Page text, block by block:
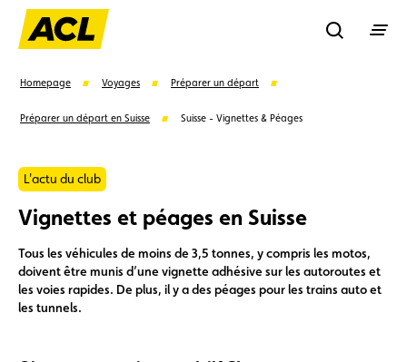
Rechercher
Suggestions
Carte membre Avantages Contrat de vente
Vignette Location
Homepage Voyages Préparer un départ
Préparer un départ en Suisse Suisse - Vignettes & Péages
L'actu du club
Vignettes et péages en Suisse
Tous les véhicules de moins de 3,5 tonnes, y compris les motos,
doivent être munis d’une vignette adhésive sur les autoroutes et
les voies rapides. De plus, il y a des péages pour les trains auto et
les tunnels.